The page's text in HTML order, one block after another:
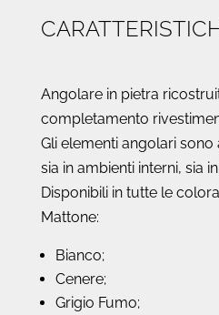
Angolare in pietra
completamento
Gli elementi angolari sono
sia in ambienti interni, sia
Disponibili in tutte le
Mattone:
Bianco;
Cenere;
Grigio Fumo;